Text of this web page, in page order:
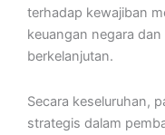
terhadap kewajiban
keuangan negara
berkelanjutan.
Secara keseluruhan,
strategis dalam